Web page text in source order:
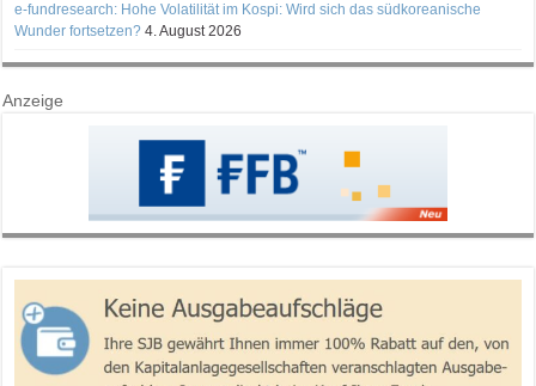
e-fundresearch: Hohe Volatilität im Kospi: Wird sich das südkoreanische
Wunder fortsetzen? 4. August 2026
Anzeige